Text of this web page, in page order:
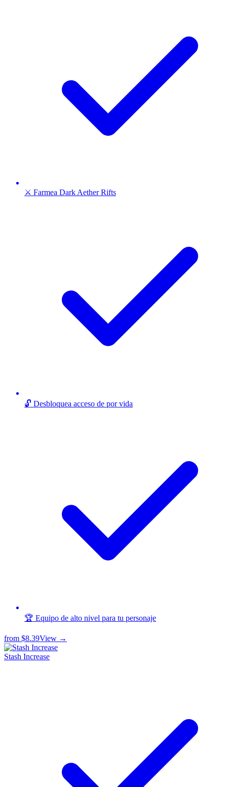
⚔️ Farmea Dark Aether Rifts
🔓 Desbloquea acceso de por vida
🏆 Equipo de alto nivel para tu personaje
from $8.39View →
Stash Increase